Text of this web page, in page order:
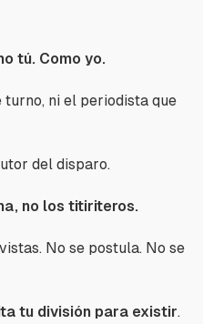
tú. Como yo.
ni el periodista que
del disparo.
no los titiriteros.
No se postula. No se
tu división para existir.